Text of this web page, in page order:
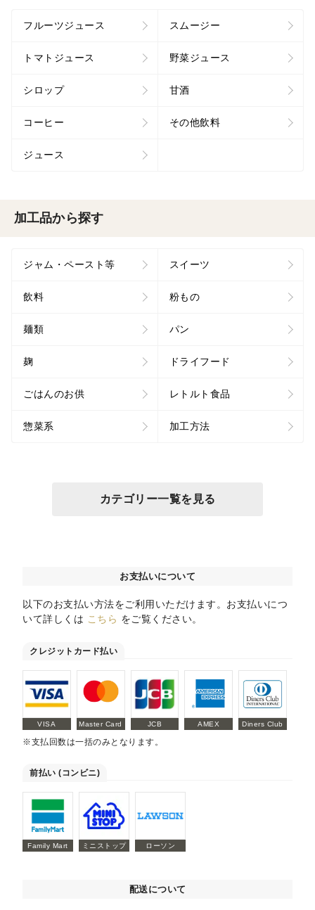
フルーツジュース スムージー
トマトジュース 野菜ジュース
シロップ 甘酒
コーヒー その他飲料
ジュース
加工品から探す
ジャム・ペースト等 スイーツ
飲料 粉もの
麺類 パン
麹 ドライフード
ごはんのお供 レトルト食品
惣菜系 加工方法
カテゴリー一覧を見る
お支払いについて
以下のお支払い方法をご利用いただけます。お支払いにつ
いて詳しくは こちら をご覧ください。
クレジットカード払い
VISA Master Card JCB AMEX Diners Club
※支払回数は一括のみとなります。
前払い (コンビニ)
Family Mart ミニストップ ローソン
配送について